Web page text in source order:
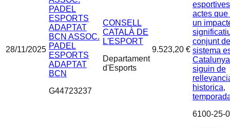
28/11/2025
PADEL
ESPORTS
ADAPTAT
BCN ASSOC.
PADEL
ESPORTS
ADAPTAT
BCN
G44723237
CONSELL
CATALÀ DE
L'ESPORT
Departament
d'Esports
9.523,20 €
actes
un
conjunt
sistema
siguin de
historica,
6100-25-